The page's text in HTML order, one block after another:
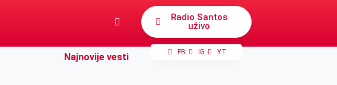
Radio Santos
uživo
FB IG YT
Najnovije vesti